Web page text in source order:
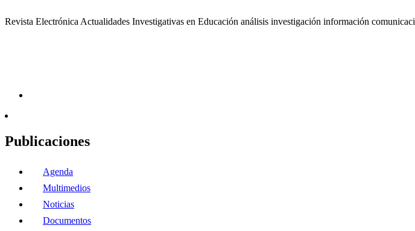
Revista Electrónica Actualidades Investigativas en Educación análisis investigación información
Publicaciones
Agenda
Multimedios
Noticias
Documentos